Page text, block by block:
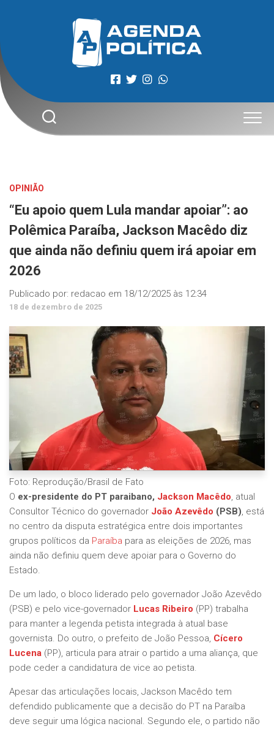
OPINIÃO
“Eu apoio quem Lula mandar apoiar”: ao
Polêmica Paraíba, Jackson Macêdo diz
que ainda não definiu quem irá apoiar em
2026
Publicado por: redacao em 18/12/2025 às 12:34
18 de dezembro de 2025
Foto: Reprodução/Brasil de Fato
O ex-presidente do PT paraibano, Jackson Macêdo, atual
Consultor Técnico do governador João Azevêdo (PSB), está
no centro da disputa estratégica entre dois importantes
grupos políticos da Paraíba para as eleições de 2026, mas
ainda não definiu quem deve apoiar para o Governo do
Estado.
De um lado, o bloco liderado pelo governador João Azevêdo
(PSB) e pelo vice-governador Lucas Ribeiro (PP) trabalha
para manter a legenda petista integrada à atual base
governista. Do outro, o prefeito de João Pessoa, Cícero
Lucena (PP), articula para atrair o partido a uma aliança, que
pode ceder a candidatura de vice ao petista.
Apesar das articulações locais, Jackson Macêdo tem
defendido publicamente que a decisão do PT na Paraíba
deve seguir uma lógica nacional. Segundo ele, o partido não